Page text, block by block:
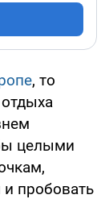
, то
целыми
и пробовать